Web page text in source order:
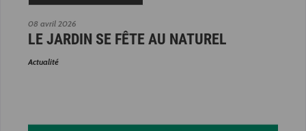
08 avril 2026
LE JARDIN SE FÊTE AU NATUREL
Actualité